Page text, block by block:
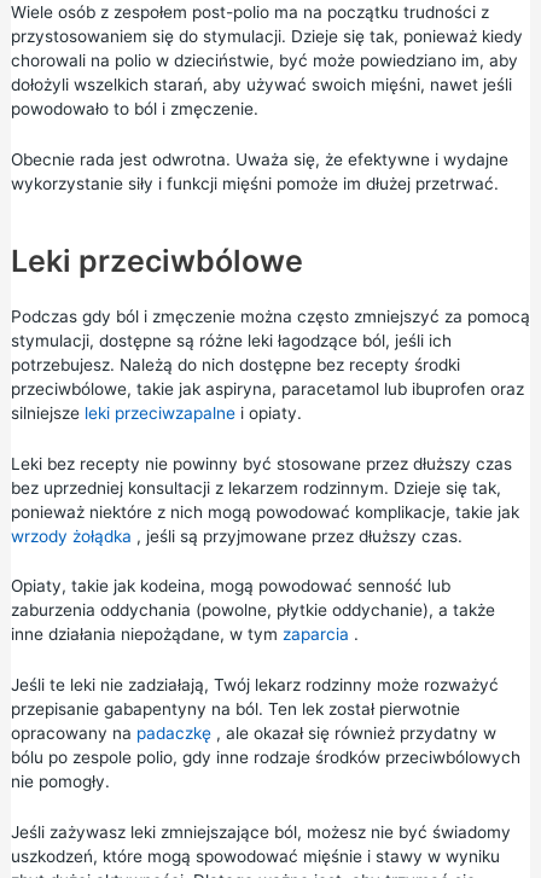
Wiele osób z zespołem post-polio ma na początku trudności z
przystosowaniem się do stymulacji. Dzieje się tak, ponieważ kiedy
chorowali na polio w dzieciństwie, być może powiedziano im, aby
dołożyli wszelkich starań, aby używać swoich mięśni, nawet jeśli
powodowało to ból i zmęczenie.
Obecnie rada jest odwrotna. Uważa się, że efektywne i wydajne
wykorzystanie siły i funkcji mięśni pomoże im dłużej przetrwać.
Leki przeciwbólowe
Podczas gdy ból i zmęczenie można często zmniejszyć za pomocą
stymulacji, dostępne są różne leki łagodzące ból, jeśli ich
potrzebujesz. Należą do nich dostępne bez recepty środki
przeciwbólowe, takie jak aspiryna, paracetamollub ibuprofen oraz
silniejsze leki przeciwzapalnei opiaty.
Leki bez recepty nie powinny być stosowane przez dłuższy czas
bez uprzedniej konsultacji z lekarzem rodzinnym. Dzieje się tak,
ponieważ niektóre z nich mogą powodować komplikacje, takie jak
wrzody żołądka , jeśli są przyjmowane przez dłuższy czas.
Opiaty, takie jak kodeina, mogą powodować senność lub
zaburzenia oddychania (powolne, płytkie oddychanie), a także
inne działania niepożądane, w tym zaparcia .
Jeśli te leki nie zadziałają, Twój lekarz rodzinny może rozważyć
przepisanie gabapentyny na ból. Ten lek został pierwotnie
opracowany na padaczkę, ale okazał się również przydatny w
bólu po zespole polio, gdy inne rodzaje środków przeciwbólowych
nie pomogły.
Jeśli zażywasz leki zmniejszające ból, możesz nie być świadomy
uszkodzeń, które mogą spowodować mięśnie i stawy w wyniku